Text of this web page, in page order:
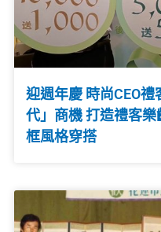
迎週年慶 時尚CEO
代」商機 打造禮客
框風格穿搭